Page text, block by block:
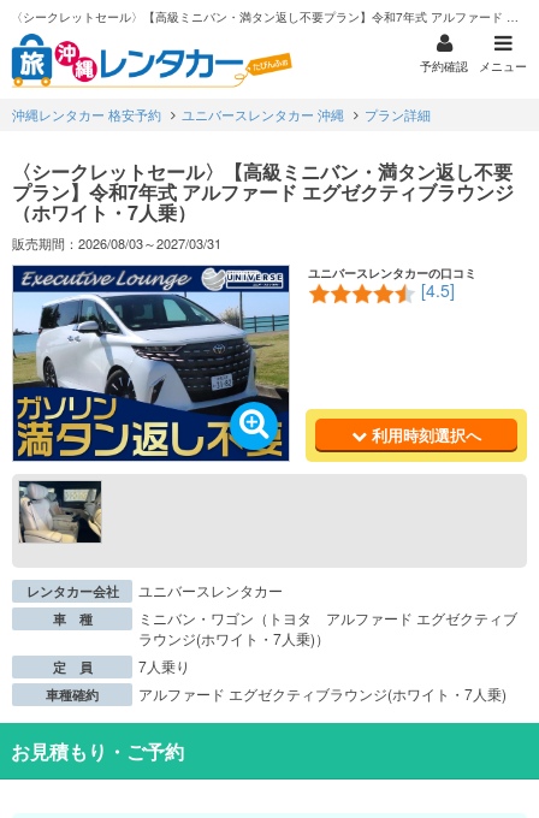
〈シークレットセール〉【高級ミニバン・満タン返し不要プラン】令和7年式 アルファード エグゼクティブラウンジ（ホワイト・7人乗）
予約確認 メニュー
沖縄レンタカー 格安予約 ユニバースレンタカー 沖縄 プラン詳細
〈シークレットセール〉【高級ミニバン・満タン返し不要
プラン】令和7年式 アルファード エグゼクティブラウンジ
（ホワイト・7人乗）
販売期間：2026/08/03～2027/03/31
ユニバースレンタカーの口コミ
[4.5]
利用時刻選択へ
レンタカー会社 ユニバースレンタカー
車 種
ミニバン・ワゴン（トヨタ アルファード エグゼクティブ
ラウンジ(ホワイト・7人乗)）
定 員 7人乗り
車種確約 アルファード エグゼクティブラウンジ(ホワイト・7人乗)
お見積もり・ご予約